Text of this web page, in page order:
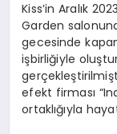
Kiss’in Aralık
Garden
gecesinde
işbirliğiyle
efekt firması
ortaklığıyla